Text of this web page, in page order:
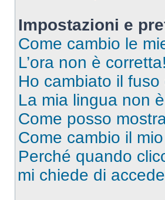
Impostazioni e
Come cambio le
L’ora non è corretta!
Ho cambiato il
La mia lingua non
Come posso
Come cambio il
Perché quando
mi chiede di